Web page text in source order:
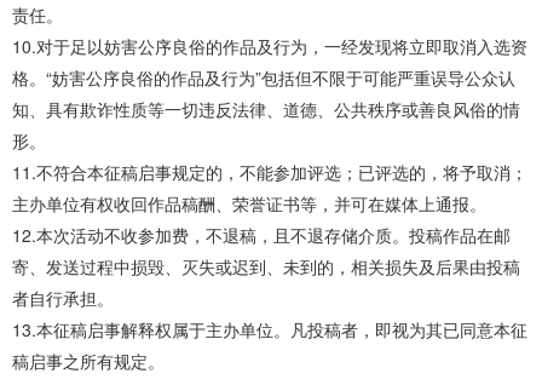
责任。
10.对于足以妨害公序良俗的作品及行为，一经发现将立即取消入选资
格。“妨害公序良俗的作品及行为”包括但不限于可能严重误导公众认
知、具有欺诈性质等一切违反法律、道德、公共秩序或善良风俗的情
形。
11.不符合本征稿启事规定的，不能参加评选；已评选的，将予取消；
主办单位有权收回作品稿酬、荣誉证书等，并可在媒体上通报。
12.本次活动不收参加费，不退稿，且不退存储介质。投稿作品在邮
寄、发送过程中损毁、灭失或迟到、未到的，相关损失及后果由投稿
者自行承担。
13.本征稿启事解释权属于主办单位。凡投稿者，即视为其已同意本征
稿启事之所有规定。